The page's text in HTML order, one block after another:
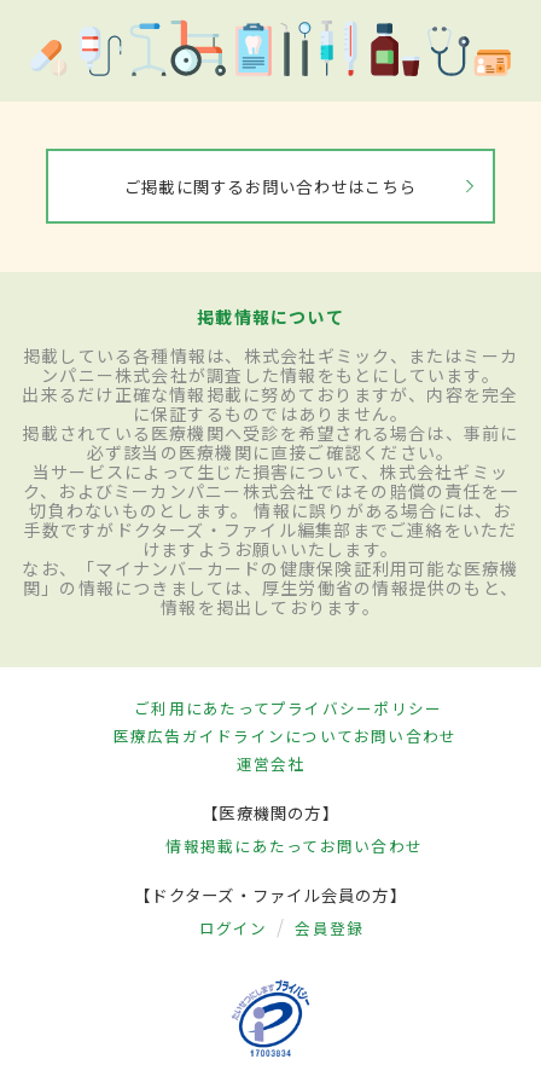
ご掲載に関するお問い合わせはこちら
掲載情報について
掲載している各種情報は、株式会社ギミック、またはミーカ
ンパニー株式会社が調査した情報をもとにしています。
出来るだけ正確な情報掲載に努めておりますが、内容を完全
に保証するものではありません。
掲載されている医療機関へ受診を希望される場合は、事前に
必ず該当の医療機関に直接ご確認ください。
当サービスによって生じた損害について、株式会社ギミッ
ク、およびミーカンパニー株式会社ではその賠償の責任を一
切負わないものとします。 情報に誤りがある場合には、お
手数ですがドクターズ・ファイル編集部までご連絡をいただ
けますようお願いいたします。
なお、「マイナンバーカードの健康保険証利用可能な医療機
関」の情報につきましては、厚生労働省の情報提供のもと、
情報を掲出しております。
ご利用にあたってプライバシーポリシー
医療広告ガイドラインについてお問い合わせ
運営会社
【医療機関の方】
情報掲載にあたって お問い合わせ
【ドクターズ・ファイル会員の方】
ログイン 会員登録